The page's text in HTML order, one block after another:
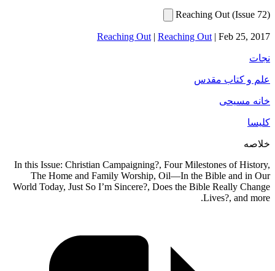
Reaching Out (Issue 72)
Reaching Out | Reaching Out | Feb 25, 2017
نجات
علم و کتاب مقدس
خانه مسیحی
کلیسا
خلاصه
In this Issue: Christian Campaigning?, Four Milestones of History,
The Home and Family Worship, Oil—In the Bible and in Our
World Today, Just So I’m Sincere?, Does the Bible Really Change
Lives?, and more.